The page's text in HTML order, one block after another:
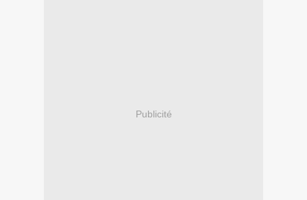
Publicité